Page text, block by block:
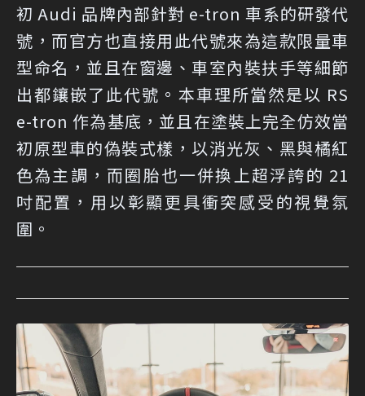
初 Audi 品牌內部針對 e-tron 車系的研發代
號，而官方也直接用此代號來為這款限量車
型命名，並且在窗邊、車室內裝扶手等細節
出都鑲嵌了此代號。本車理所當然是以 RS
e-tron 作為基底，並且在塗裝上完全仿效當
初原型車的偽裝式樣，以消光灰、黑與橘紅
色為主調，而圈胎也一併換上超浮誇的 21
吋配置，用以彰顯更具衝突感受的視覺氛
圍。